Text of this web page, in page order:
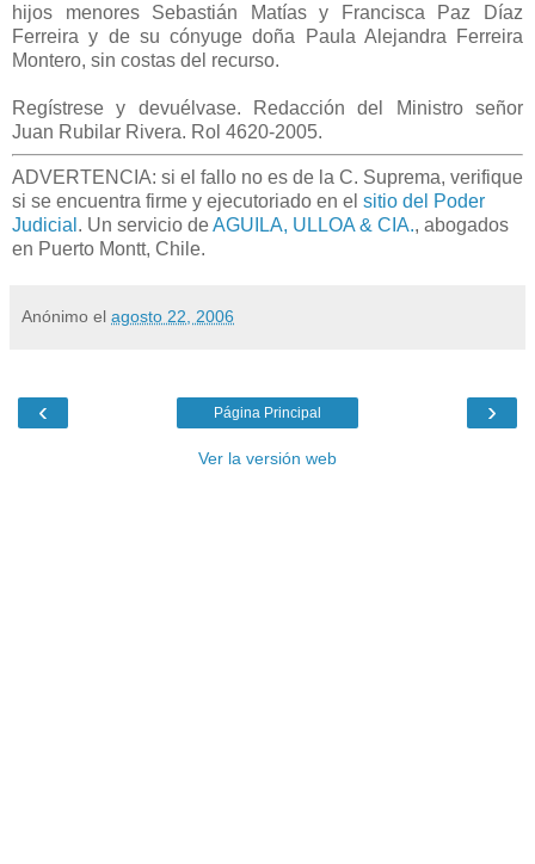
hijos menores Sebastián Matías y Francisca Paz Díaz
Ferreira y de su cónyuge doña Paula Alejandra Ferreira
Montero, sin costas del recurso.
Regístrese y devuélvase. Redacción del Ministro señor
Juan Rubilar Rivera. Rol 4620-2005.
ADVERTENCIA: si el fallo no es de la C. Suprema, verifique
si se encuentra firme y ejecutoriado en el sitio del Poder
Judicial . Un servicio deAGUILA, ULLOA & CIA., abogados
en Puerto Montt, Chile.
Anónimo el agosto 22, 2006
‹ ›
Página Principal
Ver la versión web